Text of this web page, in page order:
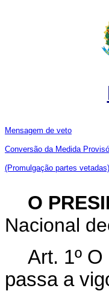
Mensagem de veto
Conversão da Medida
(Promulgação partes vetadas)
O
Nacional
Art. 1º O
passa a